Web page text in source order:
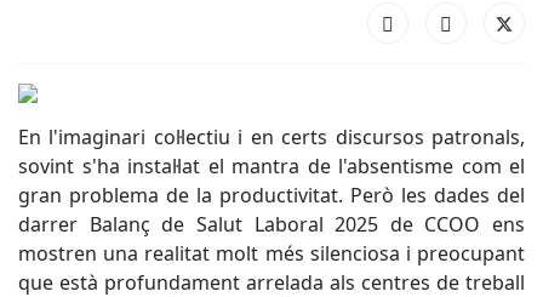
En l'imaginari col·lectiu i en certs discursos patronals,
sovint s'ha instal·lat el mantra de l'absentisme com el
gran problema de la productivitat. Però les dades del
darrer Balanç de Salut Laboral 2025 de CCOO ens
mostren una realitat molt més silenciosa i preocupant
que està profundament arrelada als centres de treball